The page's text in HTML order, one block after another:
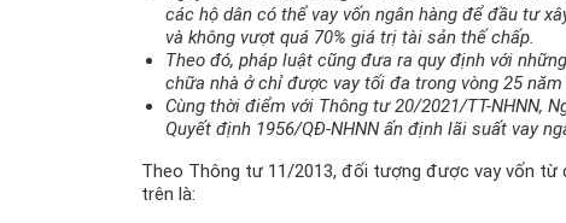
các hộ dân có thể vay vốn ngân hàng để đầu tư
và không vượt quá 70% giá trị tài sản thế chấp.
Theo đó, pháp luật cũng đưa ra quy định với
chữa nhà ở chỉ được vay tối đa trong vòng 25
Cùng thời điểm với Thông tư 20/2021/TT-NHNN,
Quyết định 1956/QĐ-NHNN ấn định lãi suất vay
Theo Thông tư 11/2013, đối tượng được vay vốn từ
trên là: